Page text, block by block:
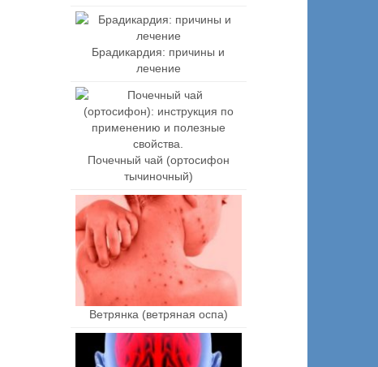
Брадикардия: причины и
лечение
Почечный чай (ортосифон
тычиночный)
Ветрянка (ветряная оспа)